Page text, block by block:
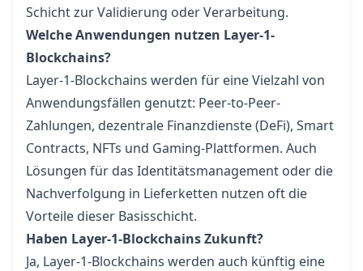
Schicht zur Validierung oder Verarbeitung.
Welche Anwendungen nutzen Layer-1-
Blockchains?
Layer-1-Blockchains werden für eine Vielzahl von
Anwendungsfällen genutzt: Peer-to-Peer-
Zahlungen, dezentrale Finanzdienste (DeFi), Smart
Contracts, NFTs und Gaming-Plattformen. Auch
Lösungen für das Identitätsmanagement oder die
Nachverfolgung in Lieferketten nutzen oft die
Vorteile dieser Basisschicht.
Haben Layer-1-Blockchains Zukunft?
Ja, Layer-1-Blockchains werden auch künftig eine